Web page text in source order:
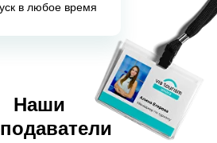
в любое время
Наши